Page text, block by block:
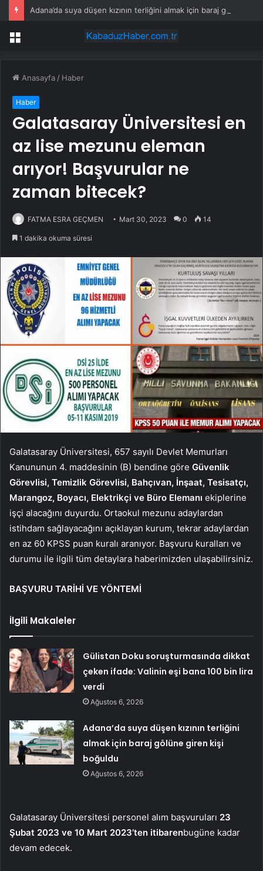
Menü
Anasayfa / Haber
Haber
Galatasaray Üniversitesi en
az lise mezunu eleman
arıyor! Başvurular ne
zaman bitecek?
FATMA ESRA GEÇMEN Mart 30, 2023 0 14
1 dakika okuma süresi
Galatasaray Üniversitesi, 657 sayılı Devlet Memurları
Kanununun 4. maddesinin (B) bendine göre Güvenlik
Görevlisi, Temizlik Görevlisi, Bahçıvan, İnşaat, Tesisatçı,
Marangoz, Boyacı, Elektrikçi ve Büro Elemanı ekiplerine
işçi alacağını duyurdu. Ortaokul mezunu adaylardan
istihdam sağlayacağını açıklayan kurum, tekrar adaylardan
en az 60 KPSS puan kuralı aranıyor. Başvuru kuralları ve
durumu ile ilgili tüm detaylara haberimizden ulaşabilirsiniz.
BAŞVURU TARİHİ VE YÖNTEMİ
İlgili Makaleler
Gülistan Doku soruşturmasında dikkat
çeken ifade: Valinin eşi bana 100 bin lira
verdi
Ağustos 6, 2026
Adana’da suya düşen kızının terliğini
almak için baraj gölüne giren kişi
boğuldu
Ağustos 6, 2026
Galatasaray Üniversitesi personel alım başvuruları 23
Şubat 2023 ve 10 Mart 2023’ten itibarenbugüne kadar
devam edecek.